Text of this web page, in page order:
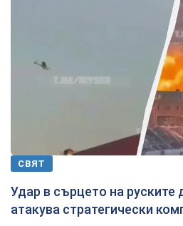
СВЯТ
Удар в сърцето на руските
атакува стратегически